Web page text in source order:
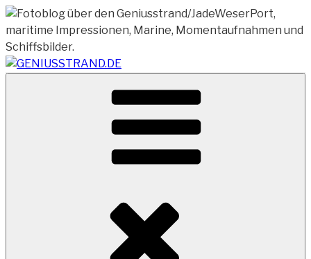
Zum
Inhalt
springen
GENIUSSTRAND.DE
Vom Geniusstrand zum JadeWeserPort/Container
Terminal Wilhelmshaven